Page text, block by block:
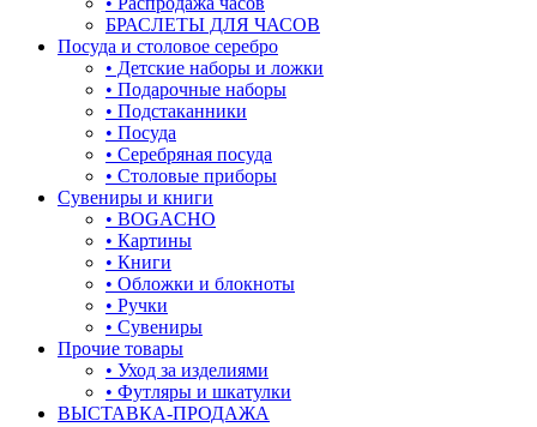
лягушки
медведь
музыка
мышки
обереги
один камень
под гравировку
подкова
БРАСЛЕТЫ ДЛЯ ЧАСОВ
Посуда и столовое серебро
• Детские наборы и ложки
• Подарочные наборы
• Подстаканники
• Посуда
• Серебряная посуда
• Столовые приборы
Сувениры и книги
• BOGACHO
• Картины
• Книги
• Обложки и блокноты
• Ручки
• Сувениры
Прочие товары
• Уход за изделиями
• Футляры и шкатулки
ВЫСТАВКА-ПРОДАЖА